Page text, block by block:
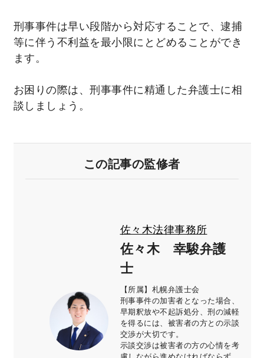
刑事事件は早い段階から対応することで、逮捕
等に伴う不利益を最小限にとどめることができ
ます。
お困りの際は、刑事事件に精通した弁護士に相
談しましょう。
この記事の監修者
佐々木法律事務所
佐々木 幸駿弁護
士
【所属】札幌弁護士会
刑事事件の加害者となった場合、
早期釈放や不起訴処分、刑の減軽
を得るには、被害者の方との示談
交渉が大切です。
示談交渉は被害者の方の心情を考